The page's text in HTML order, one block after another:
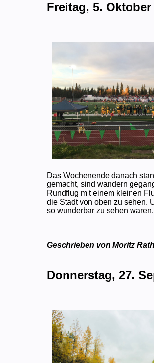
Freitag, 5. Oktober
Das Wochenende danach
gemacht, sind wandern
Rundflug mit einem kleinen
die Stadt von oben zu sehen.
so wunderbar zu sehen waren.
Geschrieben von Moritz
Donnerstag, 27.